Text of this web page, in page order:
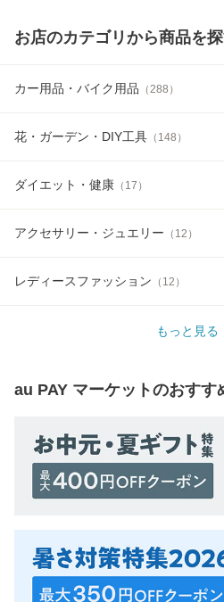
お店のカテゴリから商品を
カー用品・バイク用品 （288 ）
花・ガーデン・DIY工具 （ 148 ）
ダイエット・健康 （ 17 ）
アクセサリー・ジュエリー （ 12 ）
レディースファッション （ 12 ）
もっと見る
au PAY マーケットのおすす